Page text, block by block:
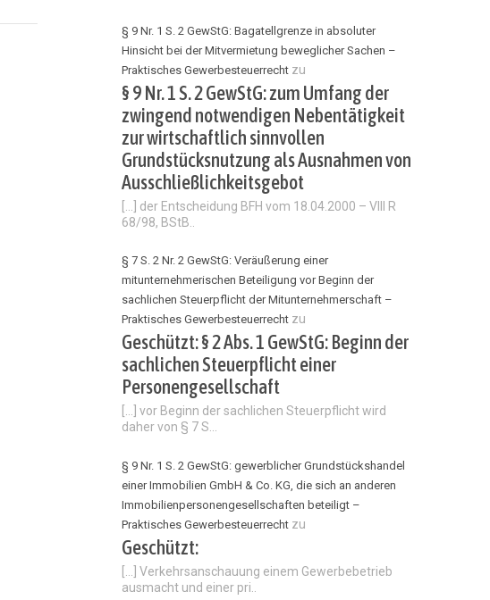
§ 9 Nr. 1 S. 2 GewStG: Bagatellgrenze in absoluter
Hinsicht bei der Mitvermietung beweglicher Sachen –
Praktisches Gewerbesteuerrecht zu
§ 9 Nr. 1 S. 2 GewStG: zum Umfang der
zwingend notwendigen Nebentätigkeit
zur wirtschaftlich sinnvollen
Grundstücksnutzung als Ausnahmen von
Ausschließlichkeitsgebot
[…] der Entscheidung BFH vom 18.04.2000 – VIII R
68/98, BStB..
§ 7 S. 2 Nr. 2 GewStG: Veräußerung einer
mitunternehmerischen Beteiligung vor Beginn der
sachlichen Steuerpflicht der Mitunternehmerschaft –
Praktisches Gewerbesteuerrecht zu
Geschützt: § 2 Abs. 1 GewStG: Beginn der
sachlichen Steuerpflicht einer
Personengesellschaft
[…] vor Beginn der sachlichen Steuerpflicht wird
daher von § 7 S...
§ 9 Nr. 1 S. 2 GewStG: gewerblicher Grundstückshandel
einer Immobilien GmbH & Co. KG, die sich an anderen
Immobilienpersonengesellschaften beteiligt –
Praktisches Gewerbesteuerrecht zu
Geschützt:
[…] Verkehrsanschauung einem Gewerbebetrieb
ausmacht und einer pri..